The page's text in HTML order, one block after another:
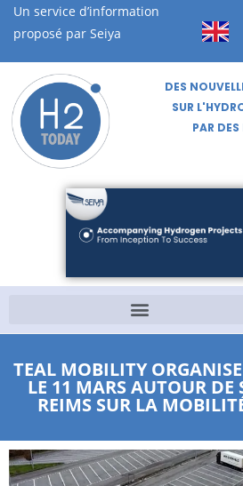
Un service d’information
proposé par Seiya
DES
SUR
PAR
TEAL MOBILITY
LE 11 MARS AUTOUR DE
REIMS SUR LA